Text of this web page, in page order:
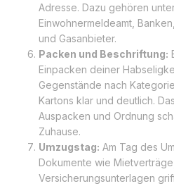
Adresse. Dazu gehören
Einwohnermeldeamt,
und Gasanbieter.
Packen und Beschriftung:
Einpacken deiner
Gegenstände nach
Kartons klar und deutlich.
Auspacken und Ordnung
Zuhause.
Umzugstag: Am Tag des
Dokumente wie
Versicherungsunterlagen